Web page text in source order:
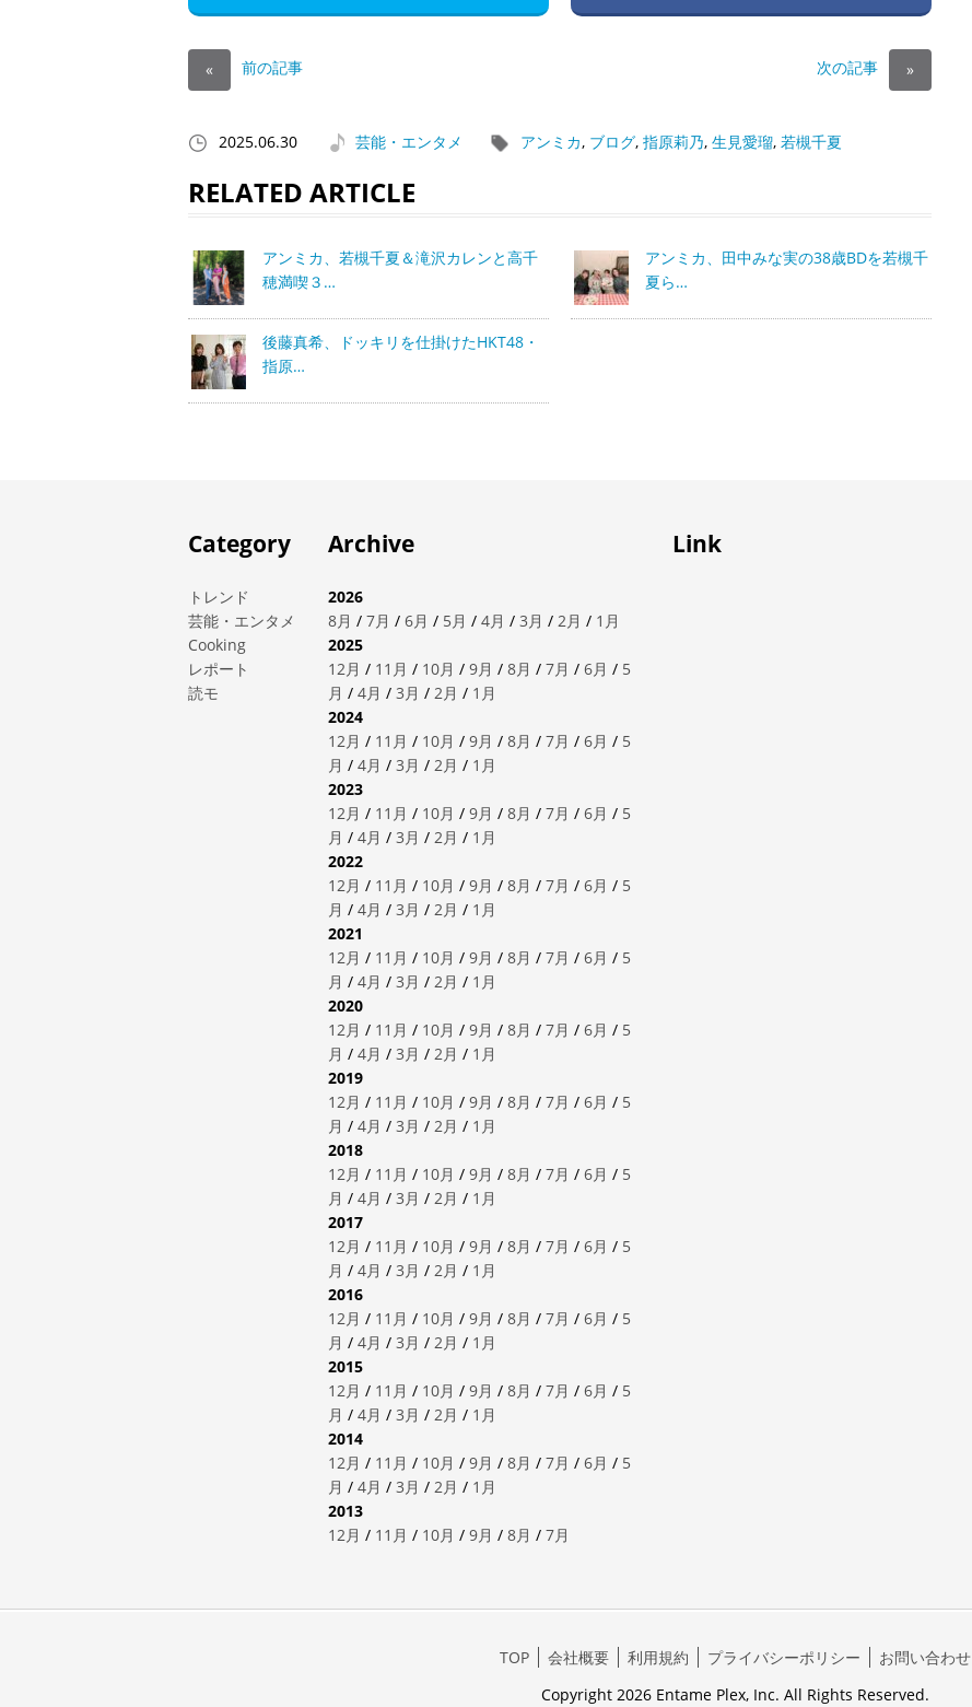
« 前の記事 次の記事 »
2025.06.30 芸能・エンタメ アンミカ, ブログ, 指原莉乃, 生見愛瑠, 若槻千夏
RELATED ARTICLE
アンミカ、若槻千夏＆滝沢カレンと高千
穂満喫３…
アンミカ、田中みな実の38歳BDを若槻千
夏ら…
後藤真希、ドッキリを仕掛けたHKT48・
指原…
Category
トレンド
芸能・エンタメ
Cooking
レポート
読モ
Archive
2026
8月 / 7月 / 6月 / 5月 / 4月 / 3月 / 2月 / 1月
2025
12月 / 11月 / 10月 / 9月 / 8月 / 7月 / 6月 / 5
月 / 4月 / 3月 / 2月 / 1月
2024
12月 / 11月 / 10月 / 9月 / 8月 / 7月 / 6月 / 5
月 / 4月 / 3月 / 2月 / 1月
2023
12月 / 11月 / 10月 / 9月 / 8月 / 7月 / 6月 / 5
月 / 4月 / 3月 / 2月 / 1月
2022
12月 / 11月 / 10月 / 9月 / 8月 / 7月 / 6月 / 5
月 / 4月 / 3月 / 2月 / 1月
2021
12月 / 11月 / 10月 / 9月 / 8月 / 7月 / 6月 / 5
月 / 4月 / 3月 / 2月 / 1月
2020
12月 / 11月 / 10月 / 9月 / 8月 / 7月 / 6月 / 5
月 / 4月 / 3月 / 2月 / 1月
2019
12月 / 11月 / 10月 / 9月 / 8月 / 7月 / 6月 / 5
月 / 4月 / 3月 / 2月 / 1月
2018
12月 / 11月 / 10月 / 9月 / 8月 / 7月 / 6月 / 5
月 / 4月 / 3月 / 2月 / 1月
2017
12月 / 11月 / 10月 / 9月 / 8月 / 7月 / 6月 / 5
月 / 4月 / 3月 / 2月 / 1月
2016
12月 / 11月 / 10月 / 9月 / 8月 / 7月 / 6月 / 5
月 / 4月 / 3月 / 2月 / 1月
2015
12月 / 11月 / 10月 / 9月 / 8月 / 7月 / 6月 / 5
月 / 4月 / 3月 / 2月 / 1月
2014
12月 / 11月 / 10月 / 9月 / 8月 / 7月 / 6月 / 5
月 / 4月 / 3月 / 2月 / 1月
2013
12月 / 11月 / 10月 / 9月 / 8月 / 7月
Link
TOP 会社概要 利用規約 プライバシーポリシー
お問い合わせ
Copyright 2026 Entame Plex, Inc. All Rights Reserved.